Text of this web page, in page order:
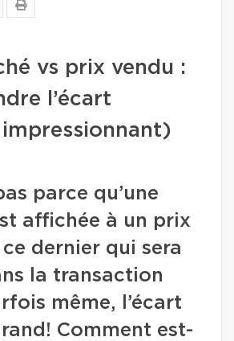
vs prix vendu :
l’écart
parce qu’une
affichée à un prix
ce dernier qui sera
la transaction
même, l’écart
Comment est-